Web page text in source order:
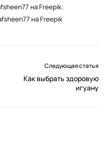
на Freepik;
на Freepik
Следующая статья
Как выбрать здоровую
игуану